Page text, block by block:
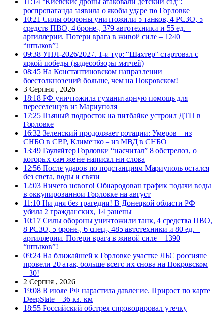
роспропаганда заявила о якобы ударе по Горловке
10:21 Силы обороны уничтожили 5 танков, 4 РСЗО, 5
средств ПВО, 4 броне-, 379 автотехники и 55 ед. –
артиллерии. Потери врага в живой силе – 1240
“штыков”!
09:38 УПЛ-2026/2027. 1-й тур: “Шахтер” стартовал с
яркой победы (видеообзоры матчей)
08:45 На Константиновском направлении
боестолкновений больше, чем на Покровском!
3 Серпня , 2026
18:18 РФ уничтожила гуманитарную помощь для
переселенцев из Мариуполя
17:25 Пьяный подросток на питбайке устроил ДТП в
Горловке
16:32 Зеленский продолжает ротации: Умеров – из
СНБО в СВР, Клименко – из МВД в СНБО
13:49 Гауляйтер Горловки “насчитал” 8 обстрелов, о
которых сам же не написал ни слова
12:56 После ударов по подстанциям Мариуполь остался
без света, воды и связи
12:03 Ничего нового! Обнародован график подачи воды
в оккупированной Горловке на август
11:10 Ни дня без трагедии! В Донецкой области РФ
убила 2 гражданских, 14 ранены
10:17 Силы обороны уничтожили танк, 4 средства ПВО,
8 РСЗО, 5 броне-, 6 спец-, 485 автотехники и 80 ед. –
артиллерии. Потери врага в живой силе – 1390
“штыков”!
09:24 На ближайшей к Горловке участке ЛБС россияне
провели 20 атак, больше всего их снова на Покровском
– 30!
2 Серпня , 2026
19:08 В июле РФ нарастила давление. Прирост по карте
DeepState – 36 кв. км
18:55 Российский обстрел спровоцировал утечку